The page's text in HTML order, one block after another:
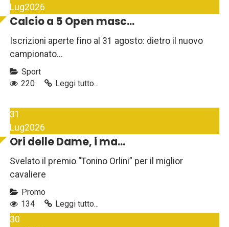
Lug2026
Calcio a 5 Open masc...
Iscrizioni aperte fino al 31 agosto: dietro il nuovo
campionato...
Sport
220
Leggi tutto...
31
Lug2026
Ori delle Dame, i ma...
Svelato il premio “Tonino Orlini” per il miglior
cavaliere
Promo
134
Leggi tutto...
30